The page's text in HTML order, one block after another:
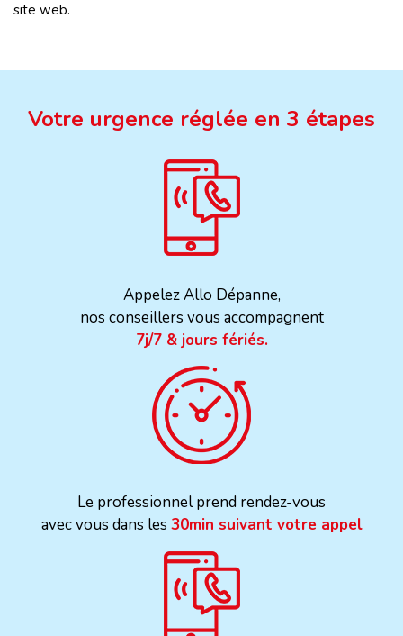
site web.
Votre urgence réglée en 3 étapes
Appelez Allo Dépanne,
nos conseillers vous accompagnent
7j/7 & jours fériés.
Le professionnel prend rendez-vous
avec vous dans les 30min suivant votre appel